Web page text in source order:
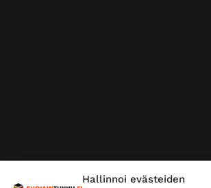
Hallinnoi evästeiden